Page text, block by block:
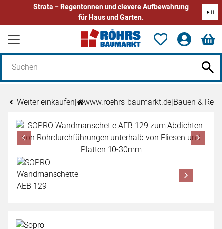
Strata – Regentonnen und clevere Aufbewahrung
für Haus und Garten.
Zum Hauptinhalt springen
Weiter einkaufen| www.roehrs-baumarkt.de|Bauen &
Produktgalerie
Zur Kaufbox springen